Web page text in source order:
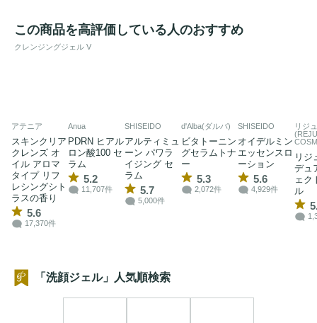
この商品を高評価している人のおすすめ
クレンジングジェル V
アテニア
スキンクリア
クレンズ オ
イル アロマ
タイプ リフ
レシングシト
ラスの香り
5.6
17,370件
Anua
PDRN ヒアル
ロン酸100 セ
ラム
5.2
11,707件
SHISEIDO
アルティミュ
ーン パワラ
イジング セ
ラム
5.7
5,000件
d'Alba(ダルバ)
ビタトーニン
グセラムトナ
ー
5.3
2,072件
SHISEIDO
オイデルミン
エッセンスロ
ーション
5.6
4,929件
リジ
リジ
デュ
ェク
ル
「洗顔ジェル」人気順検索